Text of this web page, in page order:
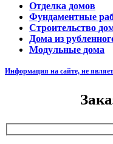
Отделка домов
Фундаментные
Строительство
Дома из
Модульные дома
Информация на сайте, не